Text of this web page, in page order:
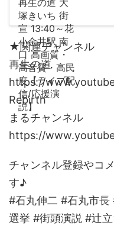
★関連チャンネル
再生の道
https://
Rebirth
まるチャンネル
https://
チャンネル登録やコ
す♪
#石丸伸二 #石丸市長
選挙 #街頭演説 #辻